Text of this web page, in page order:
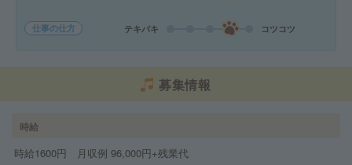
仕事の仕方 テキパキ コツコツ
募集情報
時給
時給1600円 月収例 96,000円+残業代